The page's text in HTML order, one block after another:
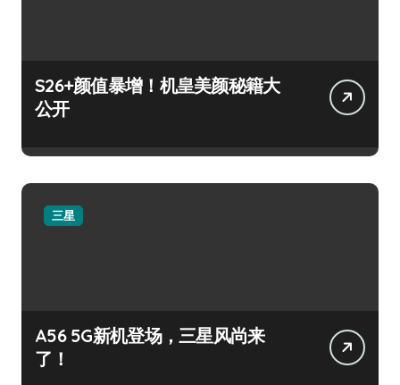
S26+颜值暴增！机皇美颜秘籍大
公开
三星
A56 5G新机登场，三星风尚来
了！